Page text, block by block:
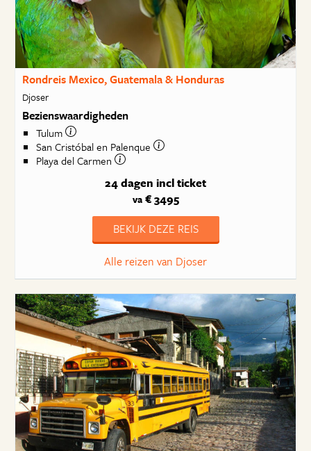
Rondreis Mexico, Guatemala & Honduras
Djoser
Bezienswaardigheden
Tulum
San Cristóbal en Palenque
Playa del Carmen
24 dagen incl ticket
va€ 3495
BEKIJK DEZE REIS
Alle reizen van Djoser